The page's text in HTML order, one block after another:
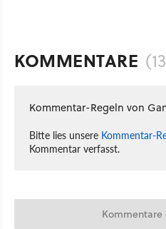
KOMMENTARE
Kommentar-Regeln von
Bitte lies unsere Kommentar-
Kommentar verfasst.